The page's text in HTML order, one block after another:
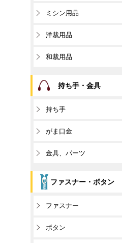
ミシン用品
洋裁用品
和裁用品
持ち手・金具
持ち手
がま口金
金具、パーツ
ファスナー・ボタン
ファスナー
ボタン